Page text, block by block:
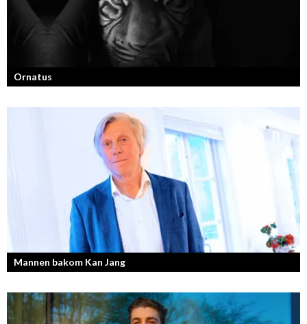
Ornatus
En av svergies mest talangfyllda tatuerare. Läs om hans historia och
Mannen bakom Kan Jang
Georg Wikman är grundaren bakom hälsopreparaten Arctic Root, Kan
Jang, Chisan och nya Adapt-serien.